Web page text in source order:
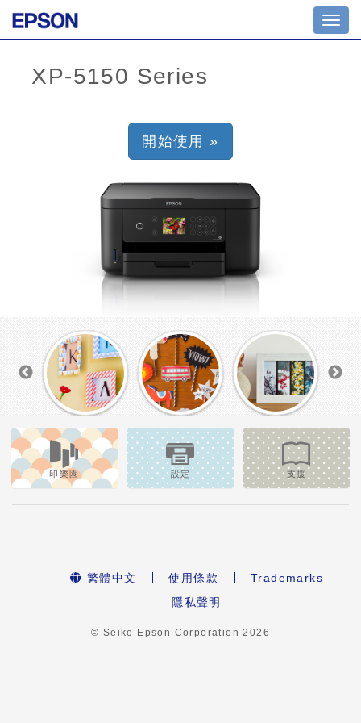
開始使用 »
印樂園 設定 支援
繁體中文 使用條款
Trademarks
隱私聲明
© Seiko Epson Corporation2026